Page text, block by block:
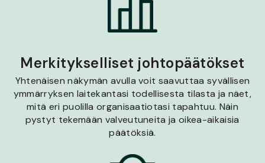
Merkitykselliset johtopäätökset
Yhtenäisen näkymän avulla voit saavuttaa syvällisen
ymmärryksen laitekantasi todellisesta tilasta ja näet,
mitä eri puolilla organisaatiotasi tapahtuu. Näin
pystyt tekemään valveutuneita ja oikea-aikaisia
päätöksiä.